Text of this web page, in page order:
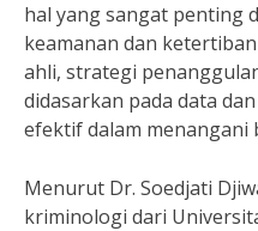
hal yang sangat penting
keamanan dan
ahli, strategi
didasarkan pada data
efektif dalam menangani
Menurut Dr. Soedjati
kriminologi dari